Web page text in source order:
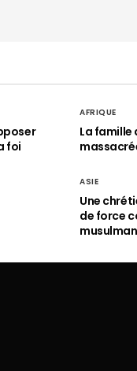
foi
AFRIQUE
La famille
ASIE
Une
de force